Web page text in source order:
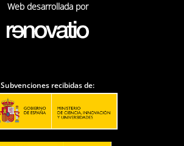
Web desarrollada por
Subvenciones recibidas de: